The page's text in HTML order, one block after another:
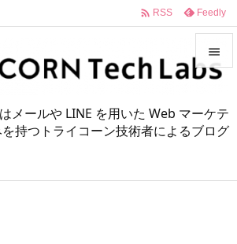
メールや LINE を用いた Web マーケテ
を持つトライコーン技術者によるブログ



 RSS Feedly